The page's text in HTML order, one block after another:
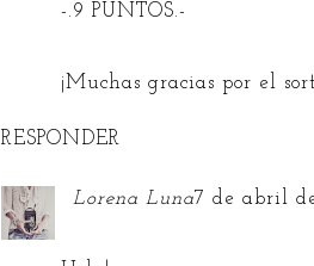
-.9 PUNTOS.-
¡Muchas gracias por el
RESPONDER
Lorena Luna7 de abril